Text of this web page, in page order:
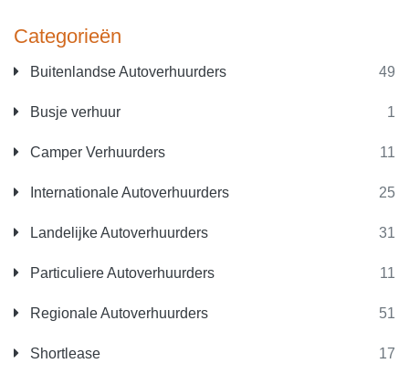
Categorieën
Buitenlandse Autoverhuurders 49
Busje verhuur 1
Camper Verhuurders 11
Internationale Autoverhuurders 25
Landelijke Autoverhuurders 31
Particuliere Autoverhuurders 11
Regionale Autoverhuurders 51
Shortlease 17